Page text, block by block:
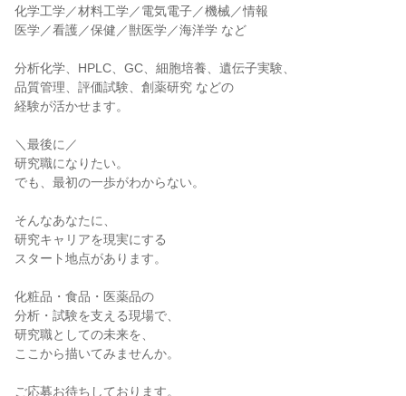
化学工学／材料工学／電気電子／機械／情報
医学／看護／保健／獣医学／海洋学 など
分析化学、HPLC、GC、細胞培養、遺伝子実験、
品質管理、評価試験、創薬研究 などの
経験が活かせます。
＼最後に／
研究職になりたい。
でも、最初の一歩がわからない。
そんなあなたに、
研究キャリアを現実にする
スタート地点があります。
化粧品・食品・医薬品の
分析・試験を支える現場で、
研究職としての未来を、
ここから描いてみませんか。
ご応募お待ちしております。